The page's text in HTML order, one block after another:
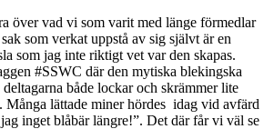
över vad vi som varit med länge förmedlar
som verkat uppstå av sig självt är en
som jag inte riktigt vet var den skapas.
#SSWC där den mytiska blekingska
både lockar och skrämmer lite
Många lättade miner hördes idag vid avfärd
inget blåbär längre!”. Det där får vi väl se